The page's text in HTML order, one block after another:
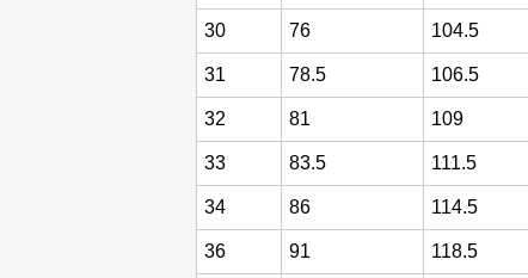
30 76 104.5
31 78.5 106.5
32 81 109
33 83.5 111.5
34 86 114.5
36 91 118.5